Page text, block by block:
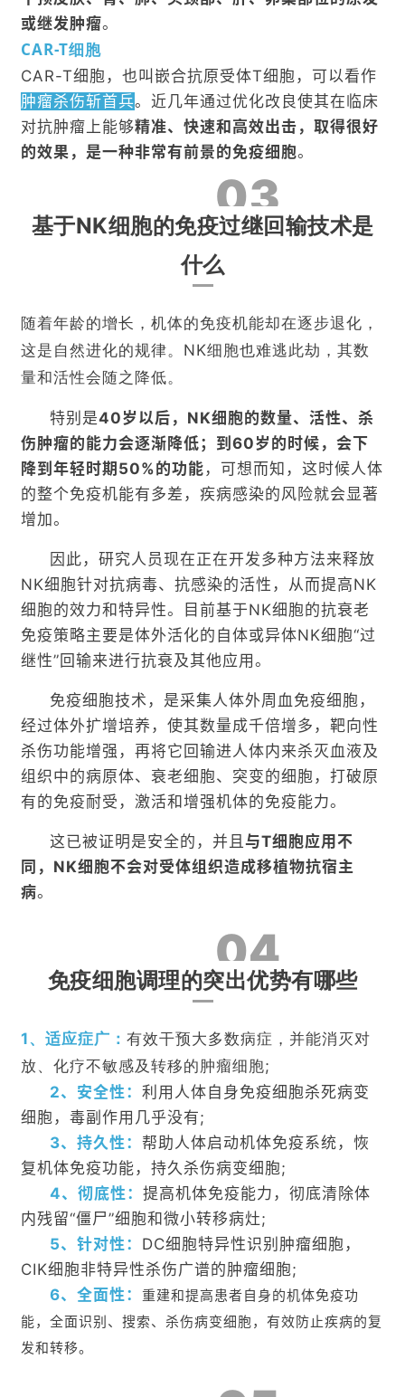
或继发肿瘤。
CAR-T细胞
CAR-T细胞，也叫嵌合抗原受体T细胞，可以看作
肿瘤杀伤斩首兵。近几年通过优化改良使其在临床
对抗肿瘤上能够精准、快速和高效出击，取得很好
的效果，是一种非常有前景的免疫细胞。
03
基于NK细胞的免疫过继回输技术是
什么
随着年龄的增长，机体的免疫机能却在逐步退化，
这是自然进化的规律。NK细胞也难逃此劫，其数
量和活性会随之降低。
特别是40岁以后，NK细胞的数量、活性、杀
伤肿瘤的能力会逐渐降低；到60岁的时候，会下
降到年轻时期50%的功能 ，可想而知，这时候人体
的整个免疫机能有多差，疾病感染的风险就会显著
增加。
因此，研究人员现在正在开发多种方法来释放
NK细胞针对抗病毒、抗感染的活性，从而提高NK
细胞的效力和特异性。目前基于NK细胞的抗衰老
免疫策略主要是体外活化的自体或异体NK细胞“过
继性”回输来进行抗衰及其他应用。
免疫细胞技术，是采集人体外周血免疫细胞，
经过体外扩增培养，使其数量成千倍增多，靶向性
杀伤功能增强，再将它回输进人体内来杀灭血液及
组织中的病原体、衰老细胞、突变的细胞，打破原
有的免疫耐受，激活和增强机体的免疫能力。
这已被证明是安全的，并且与T细胞应用不
同，NK细胞不会对受体组织造成移植物抗宿主
病。
04
免疫细胞调理的突出优势有哪些
1、适应症广： 有效干预大多数病症，并能消灭对
放、化疗不敏感及转移的肿瘤细胞;
2、安全性： 利用人体自身免疫细胞杀死病变
细胞，毒副作用几乎没有;
3、持久性： 帮助人体启动机体免疫系统，恢
复机体免疫功能，持久杀伤病变细胞;
4、彻底性： 提高机体免疫能力，彻底清除体
内残留“僵尸”细胞和微小转移病灶;
5、针对性： DC细胞特异性识别肿瘤细胞，
CIK细胞非特异性杀伤广谱的肿瘤细胞;
6、全面性： 重建和提高患者自身的机体免疫功
能，全面识别、搜索、杀伤病变细胞，有效防止疾病的复
发和转移。